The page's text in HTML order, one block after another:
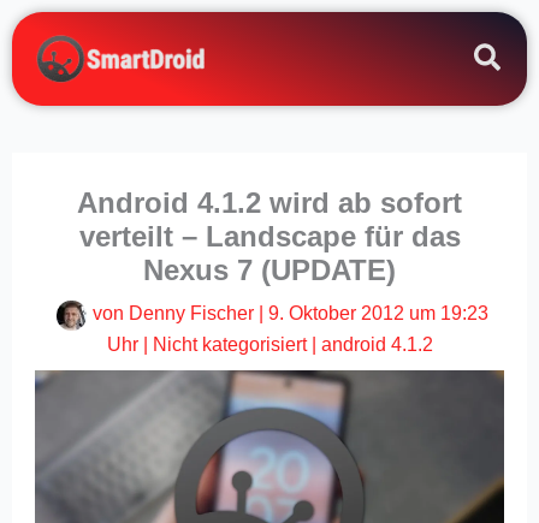
Zum
Inhalt
springen
Android 4.1.2 wird ab sofort
verteilt – Landscape für das
Nexus 7 (UPDATE)
von Denny Fischer
9. Oktober 2012 um 19:23
Uhr| Nicht kategorisiert| android 4.1.2